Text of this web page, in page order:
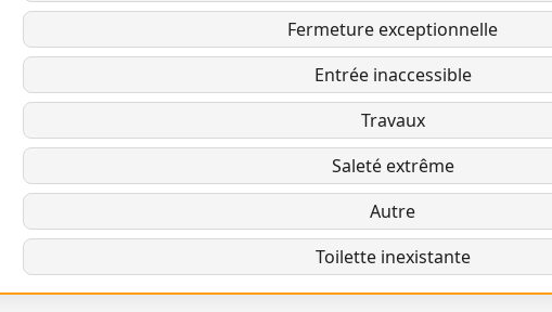
Fermeture exceptionnelle
Entrée inaccessible
Travaux
Saleté extrême
Autre
Toilette inexistante